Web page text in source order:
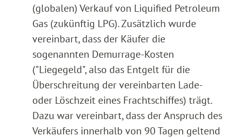
(globalen) Verkauf von Liquified Petroleum
Gas (zukünftig LPG). Zusätzlich wurde
vereinbart, dass der Käufer die
sogenannten Demurrage-Kosten
("Liegegeld", also das Entgelt für die
Überschreitung der vereinbarten Lade-
oder Löschzeit eines Frachtschiffes) trägt.
Dazu war vereinbart, dass der Anspruch des
Verkäufers innerhalb von 90 Tagen geltend